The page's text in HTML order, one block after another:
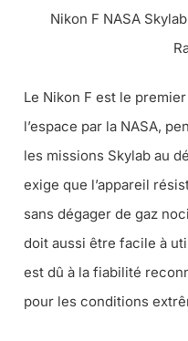
Nikon F NASA
Le Nikon F est le
l’espace par la NASA,
les missions Skylab au
exige que l’appareil
sans dégager de gaz
doit aussi être facile à
est dû à la fiabilité
pour les conditions